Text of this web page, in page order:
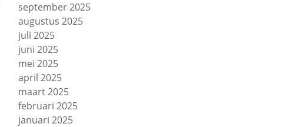
september 2025
augustus 2025
juli 2025
juni 2025
mei 2025
april 2025
maart 2025
februari 2025
januari 2025